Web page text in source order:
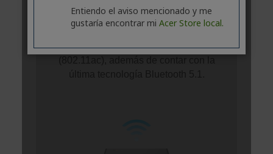
Entiendo el aviso mencionado y me
gustaría encontrar mi Acer Store local.